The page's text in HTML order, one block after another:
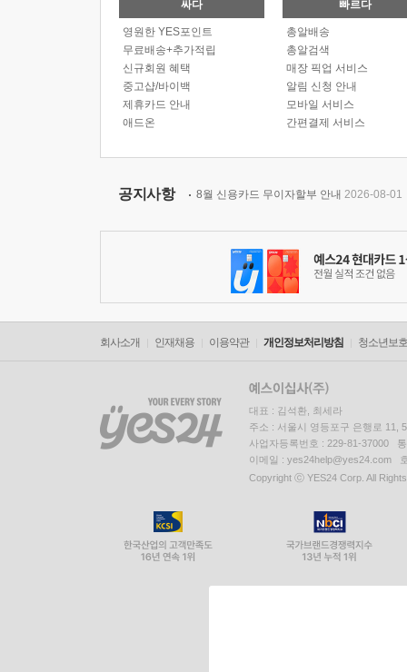
싸다
영원한 YES포인트
무료배송+추가적립
신규회원 혜택
중고샵/바이백
제휴카드 안내
애드온
빠르다
총알배송
총알검색
매장 픽업 서비스
알림 신청 안내
모바일 서비스
간편결제 서비스
공지사항 8월 신용카드 무이자할부 안내 2026-08-01
회사소개 인재채용 이용약관 개인정보처리방침 청소년보
대표 : 김석환, 최세라
주소 : 서울시 영등포구 은행로 11,
사업자등록번호 : 229-81-37000
이메일 : yes24help@yes24.com
Copyright ⓒ YES24 Corp. All